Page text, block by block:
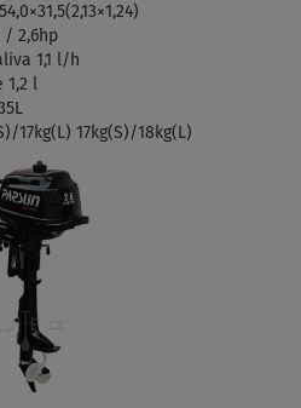
/ 2,6hp
1,1 l/h
1,2 l
17kg(L) 17kg(S)/18kg(L)